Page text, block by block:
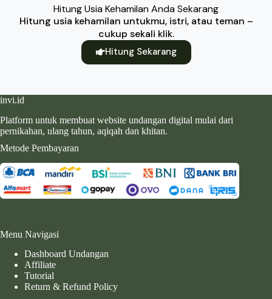
Hitung Usia Kehamilan Anda Sekarang
Hitung usia kehamilan untukmu, istri, atau teman –
cukup sekali klik.
Hitung Sekarang
invi.id
Platform untuk membuat website undangan digital mulai dari
pernikahan, ulang tahun, aqiqah dan khitan.
Metode Pembayaran
Menu Navigasi
Dashboard Undangan
Affiliate
Tutorial
Return & Refund Policy